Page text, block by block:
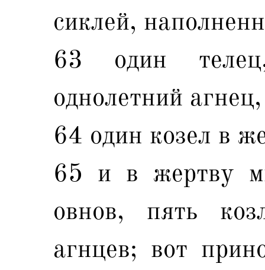
сиклей,
63 один
однолетний
64 один козел в
65 и в жертву
овнов, пять
агнцев; вот